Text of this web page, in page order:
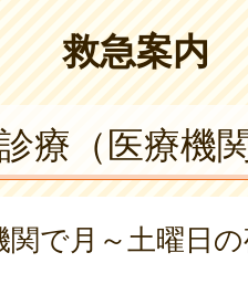
救急案内
療（医療機関
関で月～土曜日